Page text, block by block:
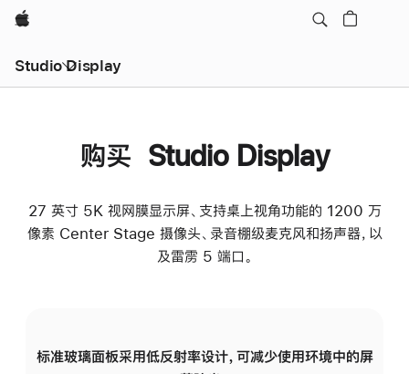
Apple
Studio Display
购买 Studio Display
27 英寸 5K 视网膜显示屏、支持桌上视角功能的 1200 万
像素 Center Stage 摄像头、录音棚级麦克风和扬声器，以
及雷雳 5 端口。
标准玻璃面板采用低反射率设计，可减少使用环境中的屏